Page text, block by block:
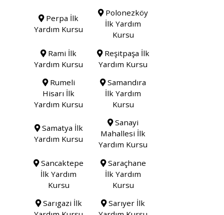
Perpa İlk
Yardım Kursu
Polonezköy
İlk Yardım
Kursu
Rami İlk
Yardım Kursu
Reşitpaşa İlk
Yardım Kursu
Rumeli
Hisarı İlk
Yardım Kursu
Samandıra
İlk Yardım
Kursu
Samatya İlk
Yardım Kursu
Sanayi
Mahallesi İlk
Yardım Kursu
Sancaktepe
İlk Yardım
Kursu
Saraçhane
İlk Yardım
Kursu
Sarıgazi İlk
Sarıyer İlk